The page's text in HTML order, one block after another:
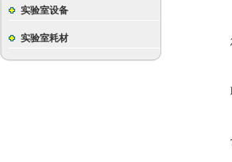
实验室设备
实验室耗材